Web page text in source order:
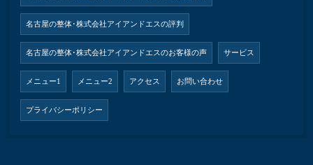
名古屋の整体･株式会社アイアンドエスの評判
名古屋の整体･株式会社アイアンドエスのお客様の声 サービス
メニュー1 メニュー2 アクセス お問い合わせ
プライバシーポリシー